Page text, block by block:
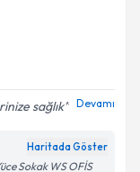
sağlık Devamı
Haritada Göster
Sokak WS OFİS